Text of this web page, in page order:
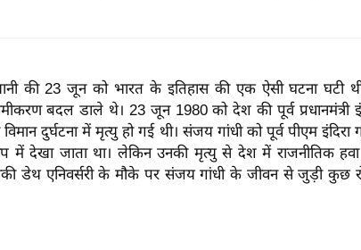
की 23 जून को भारत के इतिहास की एक ऐसी घटना घटी
बदल डाले थे। 23 जून 1980 को देश की पूर्व प्रधानमंत्री
दुर्घटना में मृत्यु हो गई थी। संजय गांधी को पूर्व पीएम इंदिरा
में देखा जाता था। लेकिन उनकी मृत्यु से देश में राजनीतिक
डेथ एनिवर्सरी के मौके पर संजय गांधी के जीवन से जुड़ी कुछ